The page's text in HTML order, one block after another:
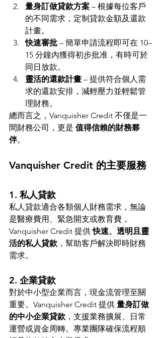
量身訂做貸款方案 – 根據每位客戶
的不同需求，定制貸款金額及還款
計畫。
快速審批 – 簡單申請流程即可在 10–
15 分鐘內獲得初步批准，有時可於
同日放款。
靈活的還款計畫 – 提供符合個人需
求的還款安排，減輕壓力並輕鬆管
理財務。
總而言之，Vanquisher Credit 不僅是一
間財務公司，更是 值得信賴的財務夥
伴。
Vanquisher Credit 的主要服務
1. 私人貸款
私人貸款適合各類個人財務需求，無論
是醫療費用、緊急開支或教育費，
Vanquisher Credit 提供 快速、透明且靈
活的私人貸款 ，幫助客戶解決即時財務
需求。
2. 企業貸款
對於中小型企業而言，現金流管理至關
重要。Vanquisher Credit 提供 量身訂做
的中小企業貸款 ，支援業務擴展、日常
運營或資金周轉。專業團隊確保流程順